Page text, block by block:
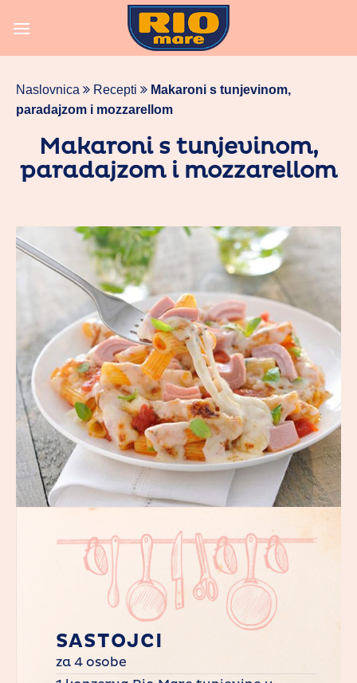
Naslovnica Recepti
Makaroni s tunjevinom,
paradajzom i mozzarellom
Makaroni s tunjevinom,
paradajzom i mozzarellom
SASTOJCI
za 4 osobe